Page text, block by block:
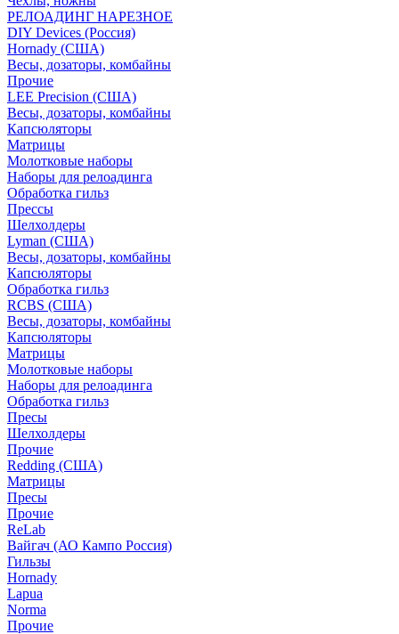
РЕЛОАДИНГ НАРЕЗНОЕ
DIY Devices (Россия)
Hornady (США)
Весы, дозаторы, комбайны
Прочие
LEE Precision (США)
Весы, дозаторы, комбайны
Капсюляторы
Матрицы
Молотковые наборы
Наборы для релоадинга
Обработка гильз
Преcсы
Шелхолдеры
Lyman (США)
Весы, дозаторы, комбайны
Капсюляторы
Обработка гильз
RCBS (США)
Весы, дозаторы, комбайны
Капсюляторы
Матрицы
Молотковые наборы
Наборы для релоадинга
Обработка гильз
Пресы
Шелхолдеры
Прочие
Redding (США)
Матрицы
Пресы
Прочие
ReLab
Вайгач (АО Кампо Россия)
Гильзы
Hornady
Lapua
Norma
Прочие